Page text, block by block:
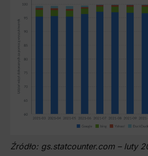
Źródło: gs.statcounter.com – luty